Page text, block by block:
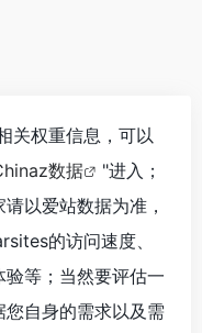
关权重信息，可以
数据
"进入；
以爱站数据为准，
的访问速度、
等；当然要评估一
自身的需求以及需